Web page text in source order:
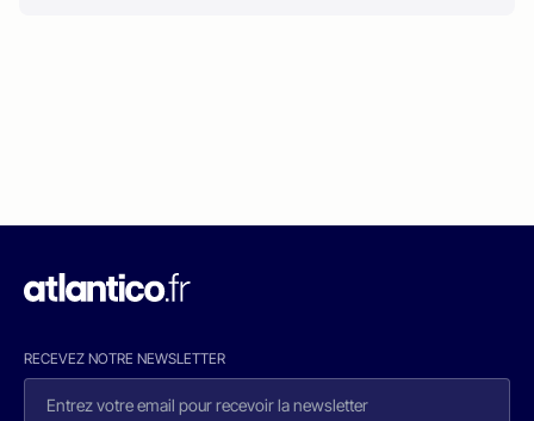
RECEVEZ NOTRE NEWSLETTER